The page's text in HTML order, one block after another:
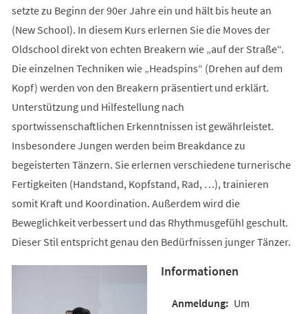
setzte zu Beginn der 90er Jahre ein und hält bis heute an
(New School). In diesem Kurs erlernen Sie die Moves der
Oldschool direkt von echten Breakern wie „auf der Straße“.
Die einzelnen Techniken wie „Headspins“ (Drehen auf dem
Kopf) werden von den Breakern präsentiert und erklärt.
Unterstützung und Hilfestellung nach
sportwissenschaftlichen Erkenntnissen ist gewährleistet.
Insbesondere Jungen werden beim Breakdance zu
begeisterten Tänzern. Sie erlernen verschiedene turnerische
Fertigkeiten (Handstand, Kopfstand, Rad, …), trainieren
somit Kraft und Koordination. Außerdem wird die
Beweglichkeit verbessert und das Rhythmusgefühl geschult.
Dieser Stil entspricht genau den Bedürfnissen junger Tänzer.
Informationen
Um